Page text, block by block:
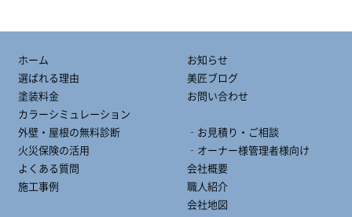
ホーム
選ばれる理由
塗装料金
カラーシミュレーション
外壁・屋根の無料診断
火災保険の活用
よくある質問
施工事例
お知らせ
美匠ブログ
お問い合わせ
‐お見積り・ご相談
‐オーナー様管理者様向け
会社概要
職人紹介
会社地図